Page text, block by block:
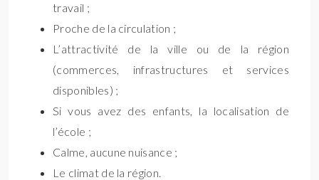
travail ;
Proche de la circulation ;
L’attractivité de la ville ou de la région
(commerces, infrastructures et services
disponibles) ;
Si vous avez des enfants, la localisation de
l’école ;
Calme, aucune nuisance ;
Le climat de la région.